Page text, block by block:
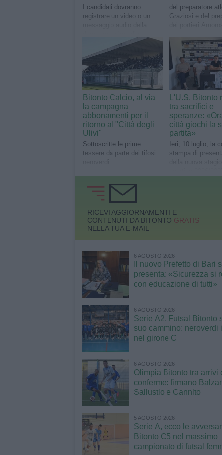
I candidati dovranno
registrare un video o un
minuto entro il prossimo 15
agosto
del preparatore
Graziosi e del
Bitonto Calcio, al via
la campagna
abbonamenti per il
ritorno al "Città degli
Ulivi"
Sottoscritte le prime
tessere da parte dei tifosi
L'U.S. Bitonto
tra sacrifici e
speranze:
città giochi la
partita»
Ieri, 10 luglio, la
stampa di
RICEVI AGGIORNAMENTI E
CONTENUTI DA BITONTO GRATIS
NELLA TUA E-MAIL
6 AGOSTO 2026
Il nuovo Prefetto di Bari
presenta: «Sicurezza si
con educazione di tutti»
6 AGOSTO 2026
Serie A2, Futsal Bitonto
suo cammino: neroverdi
nel girone C
6 AGOSTO 2026
Olimpia Bitonto tra arrivi
conferme: firmano
Sallustio e Cannito
5 AGOSTO 2026
Serie A, ecco le
Bitonto C5 nel massimo
campionato di futsal